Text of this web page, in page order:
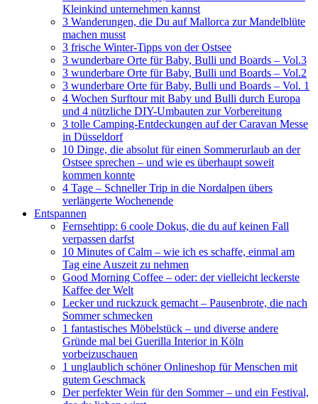
Kleinkind unternehmen kannst
3 Wanderungen, die Du auf Mallorca zur Mandelblüte
machen musst
3 frische Winter-Tipps von der Ostsee
3 wunderbare Orte für Baby, Bulli und Boards – Vol.3
3 wunderbare Orte für Baby, Bulli und Boards – Vol.2
3 wunderbare Orte für Baby, Bulli und Boards – Vol. 1
4 Wochen Surftour mit Baby und Bulli durch Europa
und 4 nützliche DIY-Umbauten zur Vorbereitung
3 tolle Camping-Entdeckungen auf der Caravan Messe
in Düsseldorf
10 Dinge, die absolut für einen Sommerurlaub an der
Ostsee sprechen – und wie es überhaupt soweit
kommen konnte
4 Tage – Schneller Trip in die Nordalpen übers
verlängerte Wochenende
Entspannen
Fernsehtipp: 6 coole Dokus, die du auf keinen Fall
verpassen darfst
10 Minutes of Calm – wie ich es schaffe, einmal am
Tag eine Auszeit zu nehmen
Good Morning Coffee – oder: der vielleicht leckerste
Kaffee der Welt
Lecker und ruckzuck gemacht – Pausenbrote, die nach
Sommer schmecken
1 fantastisches Möbelstück – und diverse andere
Gründe mal bei Guerilla Interior in Köln
vorbeizuschauen
1 unglaublich schöner Onlineshop für Menschen mit
gutem Geschmack
Der perfekter Wein für den Sommer – und ein Festival,